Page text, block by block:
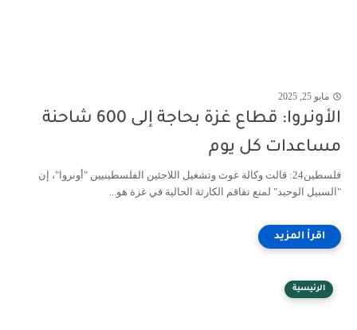
مايو 25, 2025
الأونروا: قطاع غزة بحاجة إلى 600 شاحنة
مساعدات كل يوم
فلسطين24: قالت وكالة غوث وتشغيل اللاجئين الفلسطينيين "أونروا"، إن
"السبيل الوحيد" لمنع تفاقم الكارثة الحالية في غزة هو...
الرئيسية